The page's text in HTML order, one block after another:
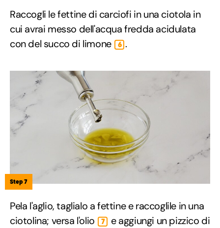
Raccogli le fettine di carciofi in una ciotola in
cui avrai messo dell'acqua fredda acidulata
con del succo di limone
6 .
Step 7
Pela l'aglio, taglialo a fettine e raccoglile in una
ciotolina; versa l'olio
7
e aggiungi un pizzico di